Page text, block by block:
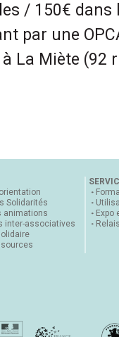
/ 150€ dans
par une
La Miète (92
Solidarités
animations
inter-associatives
Expo